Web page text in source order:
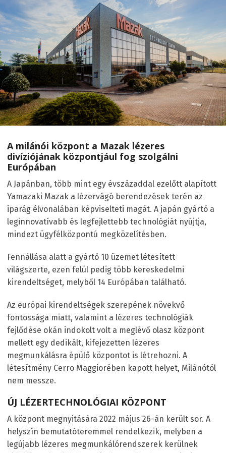
A milánói központ a Mazak lézeres
divíziójának központjául fog szolgálni
Európában
A Japánban, több mint egy évszázaddal ezelőtt alapított
Yamazaki Mazak a lézervágó berendezések terén az
iparág élvonalában képviselteti magát. A japán gyártó a
leginnovatívabb és legfejlettebb technológiát nyújtja,
mindezt ügyfélközpontú megközelítésben.
Fennállása alatt a gyártó 10 üzemet létesített
világszerte, ezen felül pedig több kereskedelmi
kirendeltséget, melyből 14 Európában található.
Az európai kirendeltségek szerepének növekvő
fontossága miatt, valamint a lézeres technológiák
fejlődése okán indokolt volt a meglévő olasz központ
mellett egy dedikált, kifejezetten lézeres
megmunkálásra épülő központot is létrehozni. A
létesítmény Cerro Maggiorében kapott helyet, Milánótól
nem messze.
ÚJ LÉZERTECHNOLÓGIAI KÖZPONT
A központ megnyitására 2022 május 26-án került sor. A
helyszín bemutatóteremmel rendelkezik, melyben a
legújabb lézeres megmunkálórendszerek kerülnek